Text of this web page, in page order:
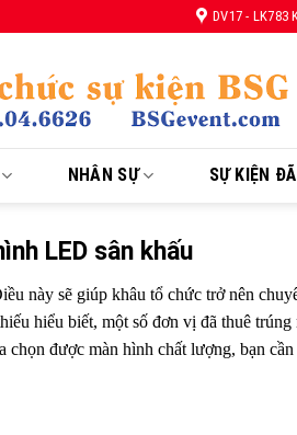
DV17 - LK783
NHÂN SỰ SỰ KIỆN
LED sân khấu
này sẽ giúp khâu tổ chức trở nên
hiểu biết, một số đơn vị đã thuê trúng
được màn hình chất lượng, bạn